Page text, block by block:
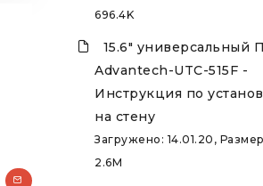
696.4K
15.6" универсальный
Advantech-UTC-515F -
Инструкция по
на стену
Загружено: 14.01.20,
2.6M